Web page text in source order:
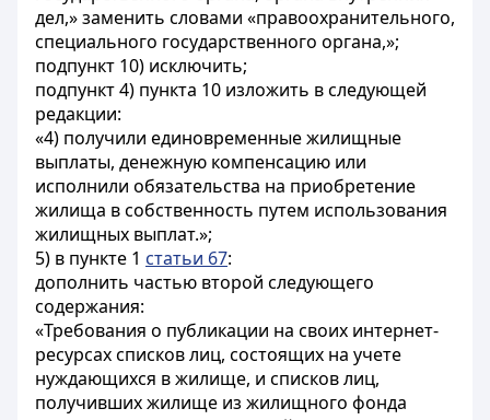
дел,» заменить словами «правоохранительного,
специального государственного органа,»;
подпункт 10) исключить;
подпункт 4) пункта 10 изложить в следующей
редакции:
«4) получили единовременные жилищные
выплаты, денежную компенсацию или
исполнили обязательства на приобретение
жилища в собственность путем использования
жилищных выплат.»;
5) в пункте 1 статьи 67:
дополнить частью второй следующего
содержания:
«Требования о публикации на своих интернет-
ресурсах списков лиц, состоящих на учете
нуждающихся в жилище, и списков лиц,
получивших жилище из жилищного фонда